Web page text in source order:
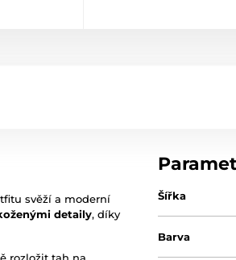
svěží a moderní
detaily, díky
rozložit tah na
Šířka
Barva